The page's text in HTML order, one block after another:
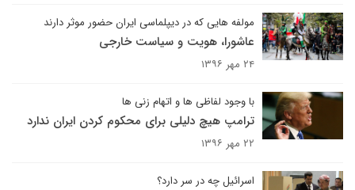
مولفه هایی که در دیپلماسی ایران حضور موثر دارند
عاشورا، هویت و سیاست خارجی
۲۴ مهر ۱۳۹۶
با وجود لفاظی ها و اتهام زنی ها
ترامپ هیچ دلیلی برای محکوم کردن ایران ندارد
۲۲ مهر ۱۳۹۶
اسرائیل چه در سر دارد؟